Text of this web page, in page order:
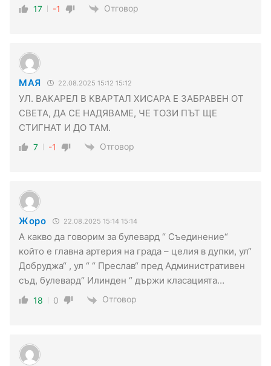
17 -1 Отговор
МАЯ 22.08.2025 15:12 15:12
УЛ. ВАКАРЕЛ В КВАРТАЛ ХИСАРА Е ЗАБРАВЕН ОТ
СВЕТА, ДА СЕ НАДЯВАМЕ, ЧЕ ТОЗИ ПЪТ ЩЕ
СТИГНАТ И ДО ТАМ.
7 -1 Отговор
Жоро 22.08.2025 15:14 15:14
А какво да говорим за булевард “ Съединение“
който е главна артерия на града – целия в дупки, ул“
Добруджа“ , ул “ “ Преслав“ пред Административен
съд, булевард“ Илинден “ държи класацията…
18 0 Отговор